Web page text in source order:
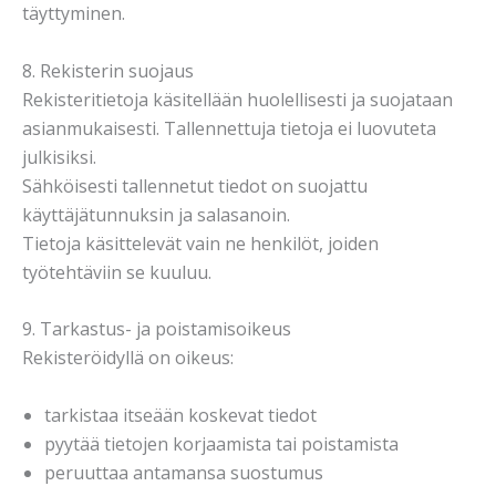
täyttyminen.
8. Rekisterin suojaus
Rekisteritietoja käsitellään huolellisesti ja suojataan
asianmukaisesti. Tallennettuja tietoja ei luovuteta
julkisiksi.
Sähköisesti tallennetut tiedot on suojattu
käyttäjätunnuksin ja salasanoin.
Tietoja käsittelevät vain ne henkilöt, joiden
työtehtäviin se kuuluu.
9. Tarkastus- ja poistamisoikeus
Rekisteröidyllä on oikeus:
tarkistaa itseään koskevat tiedot
pyytää tietojen korjaamista tai poistamista
peruuttaa antamansa suostumus